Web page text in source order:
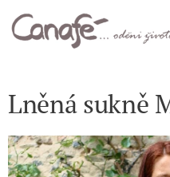
Lněná sukně